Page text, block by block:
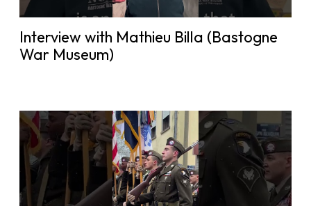
Interview with Mathieu Billa (Bastogne
War Museum)